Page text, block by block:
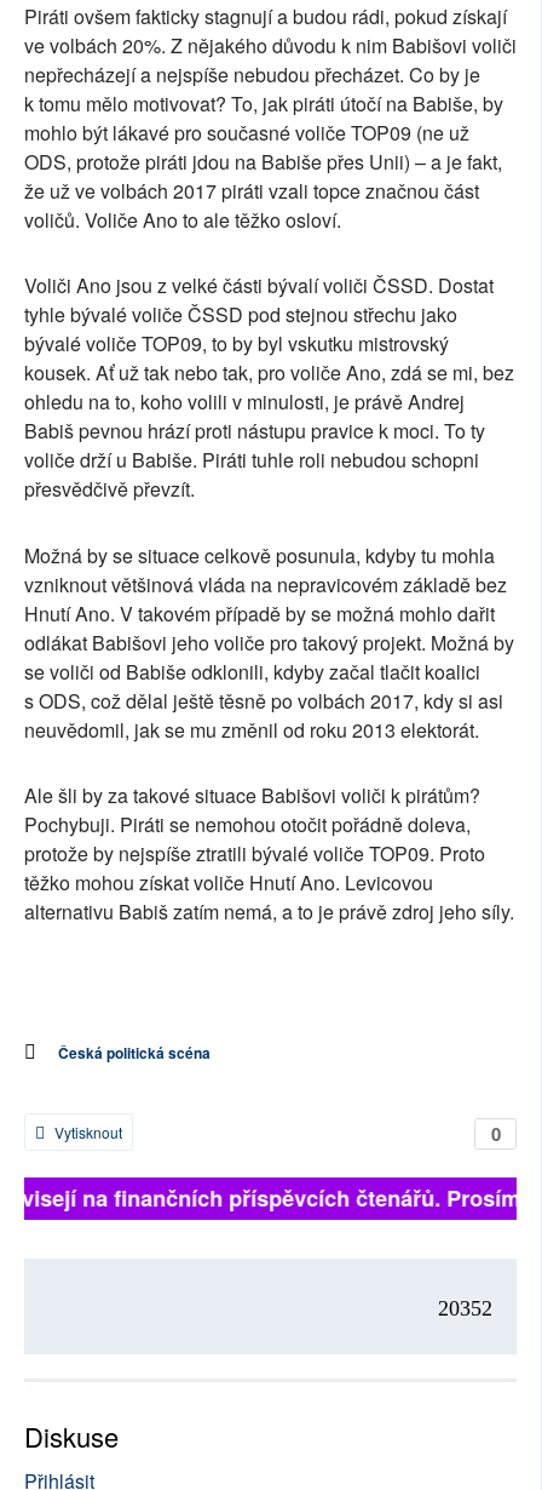
Piráti ovšem fakticky stagnují a budou rádi, pokud získají
ve volbách 20%. Z nějakého důvodu k nim Babišovi voliči
nepřecházejí a nejspíše nebudou přecházet. Co by je
k tomu mělo motivovat? To, jak piráti útočí na Babiše, by
mohlo být lákavé pro současné voliče TOP09 (ne už
ODS, protože piráti jdou na Babiše přes Unii) – a je fakt,
že už ve volbách 2017 piráti vzali topce značnou část
voličů. Voliče Ano to ale těžko osloví.
Voliči Ano jsou z velké části bývalí voliči ČSSD. Dostat
tyhle bývalé voliče ČSSD pod stejnou střechu jako
bývalé voliče TOP09, to by byl vskutku mistrovský
kousek. Ať už tak nebo tak, pro voliče Ano, zdá se mi, bez
ohledu na to, koho volili v minulosti, je právě Andrej
Babiš pevnou hrází proti nástupu pravice k moci. To ty
voliče drží u Babiše. Piráti tuhle roli nebudou schopni
přesvědčivě převzít.
Možná by se situace celkově posunula, kdyby tu mohla
vzniknout většinová vláda na nepravicovém základě bez
Hnutí Ano. V takovém případě by se možná mohlo dařit
odlákat Babišovi jeho voliče pro takový projekt. Možná by
se voliči od Babiše odklonili, kdyby začal tlačit koalici
s ODS, což dělal ještě těsně po volbách 2017, kdy si asi
neuvědomil, jak se mu změnil od roku 2013 elektorát.
Ale šli by za takové situace Babišovi voliči k pirátům?
Pochybuji. Piráti se nemohou otočit pořádně doleva,
protože by nejspíše ztratili bývalé voliče TOP09. Proto
těžko mohou získat voliče Hnutí Ano. Levicovou
alternativu Babiš zatím nemá, a to je právě zdroj jeho síly.
Česká politická scéna
0
Vytisknout
na finančních příspěvcích čtenářů. Prosíme,
20352
Diskuse
Přihlásit